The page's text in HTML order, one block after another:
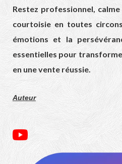
Restez professionnel,
courtoisie en toutes
émotions et la
essentielles pour
en une vente réussie.
Auteur